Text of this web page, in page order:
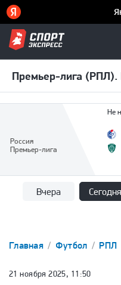
Премьер-лига (РПЛ).
Россия
Премьер-лига
Не
Вчера Сегодня
Главная Футбол РПЛ
21 ноября 2025, 11:50